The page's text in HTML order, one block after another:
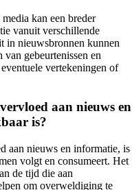
kan een breder
vanuit verschillende
in nieuwsbronnen kunnen
van gebeurtenissen en
vertekeningen of
aan nieuws en
is?
aan nieuws en informatie, is
volgt en consumeert. Het
de tijd die aan
om overweldiging te